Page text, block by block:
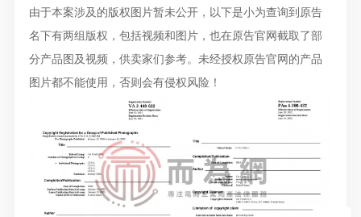
由于本案涉及的版权图片暂未公开，以下是小为查询到原告
名下有两组版权，包括视频和图片，也在原告官网截取了部
分产品图及视频，供卖家们参考。未经授权原告官网的产品
图片都不能使用，否则会有侵权风险！